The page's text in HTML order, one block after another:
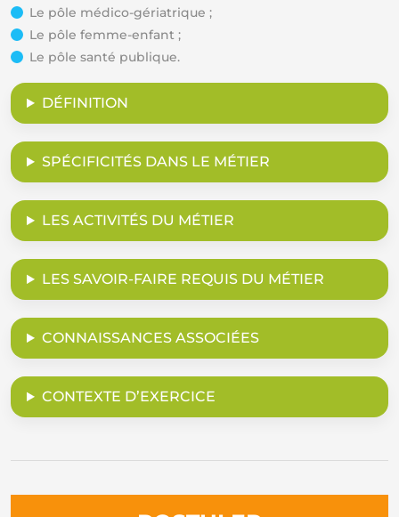
Le pôle médico-gériatrique ;
Le pôle femme-enfant ;
Le pôle santé publique.
DÉFINITION
SPÉCIFICITÉS DANS LE MÉTIER
LES ACTIVITÉS DU MÉTIER
LES SAVOIR-FAIRE REQUIS DU MÉTIER
CONNAISSANCES ASSOCIÉES
CONTEXTE D’EXERCICE